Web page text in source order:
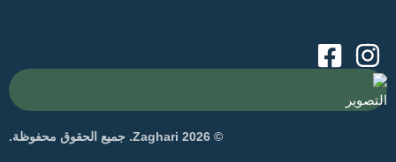
التصوير
© 2026 Zaghari. جميع الحقوق محفوظة.